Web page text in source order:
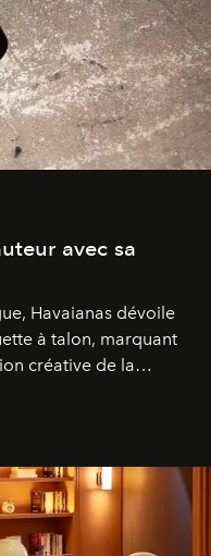
avec sa
Havaianas dévoile
à talon, marquant
créative de la